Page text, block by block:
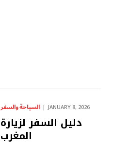
السياحة والسفر JANUARY 8, 2026
دليل السفر لزيارة
المغرب